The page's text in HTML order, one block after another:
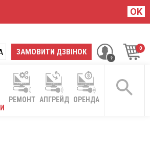
OK
ЗАМОВИТИ ДЗВІНОК
РЕМОНТ АПГРЕЙД ОРЕНДА